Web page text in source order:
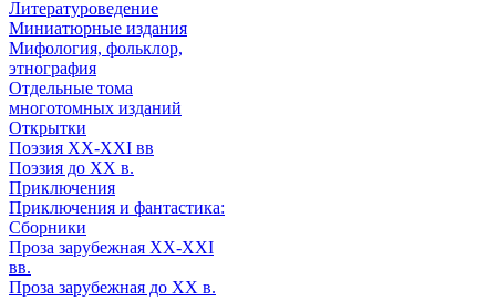
Литературоведение
Миниатюрные издания
Мифология, фольклор,
этнография
Отдельные тома
многотомных изданий
Открытки
Поэзия XX-XXI вв
Поэзия до XX в.
Приключения
Приключения и фантастика:
Сборники
Проза зарубежная XX-XXI
вв.
Проза зарубежная до XX в.